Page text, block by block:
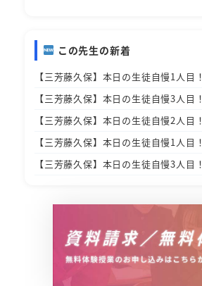
この先生の新着
【三芳藤久保】本日の生徒自慢1人目！
【三芳藤久保】本日の生徒自慢3人目！
【三芳藤久保】本日の生徒自慢2人目！
【三芳藤久保】本日の生徒自慢1人目！
【三芳藤久保】本日の生徒自慢3人目！